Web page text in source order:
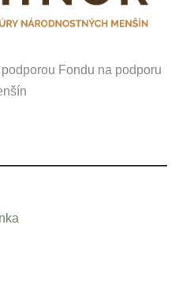
Fondu na podporu